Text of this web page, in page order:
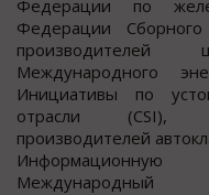
Федерации по
Федерации
производителей
Международного
Инициативы по
отрасли (CSI),
производителей
Международный